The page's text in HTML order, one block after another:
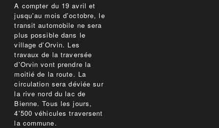
A compter du 19 avril et
jusqu'au mois d'octobre, le
transit automobile ne sera
plus possible dans le
village d'Orvin. Les
travaux de la traversée
d'Orvin vont prendre la
moitié de la route. La
circulation sera déviée sur
la rive nord du lac de
Bienne. Tous les jours,
4'500 véhicules traversent
la commune.